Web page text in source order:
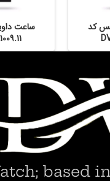
کد
ساعت
based